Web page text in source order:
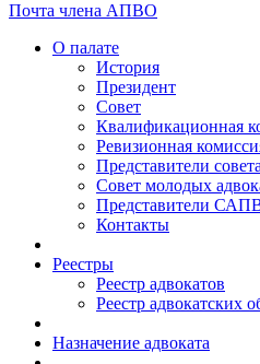
Почта члена АПВО
О палате
История
Президент
Совет
Квалификационная
Ревизионная
Представители
Совет молодых
Представители
Контакты
Реестры
Реестр адвокатов
Реестр адвокатских
Назначение адвоката